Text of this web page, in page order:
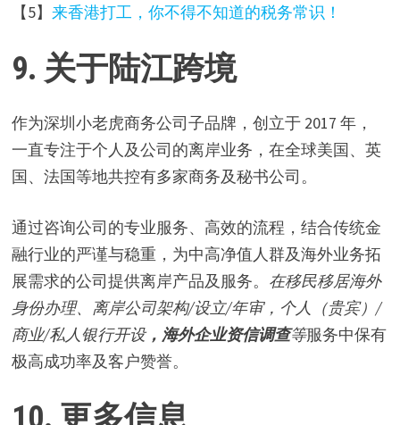
【5】来香港打工，你不得不知道的税务常识！
9. 关于陆江跨境
作为深圳小老虎商务公司子品牌，创立于 2017 年，
一直专注于个人及公司的离岸业务，在全球美国、英
国、法国等地共控有多家商务及秘书公司。
通过咨询公司的专业服务、高效的流程，结合传统金
融行业的严谨与稳重，为中高净值人群及海外业务拓
展需求的公司提供离岸产品及服务。 在移民移居海外
身份办理、离岸公司架构/设立/年审，个人（贵宾）/
商业/私人银行开设，海外企业资信调查等服务中保有
极高成功率及客户赞誉。